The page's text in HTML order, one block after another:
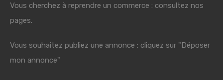
Vous cherchez à reprendre un commerce : consultez nos
pages.
Vous souhaitez publiez une annonce : cliquez sur "Déposer
mon annonce"